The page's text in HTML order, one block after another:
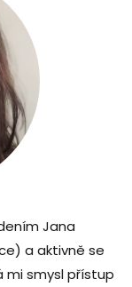
Jana
a aktivně se
mi smysl přístup